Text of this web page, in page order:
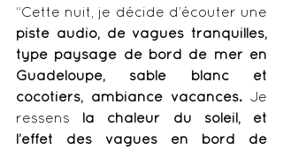
piste audio, de vagues tranquilles,
type paysage de bord de mer en
Guadeloupe, sable blanc et
cocotiers, ambiance vacances. Je
ressens la chaleur du soleil, et
l’effet des vagues en bord de